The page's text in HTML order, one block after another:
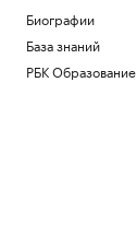
Биографии
База знаний
РБК Образование